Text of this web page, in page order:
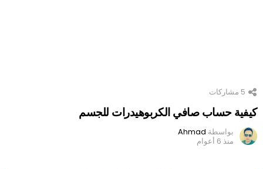
5 مشاركات
كيفية حساب صافي الكربوهيدرات للجسم
بواسطة Ahmad
منذ 6 أعوام